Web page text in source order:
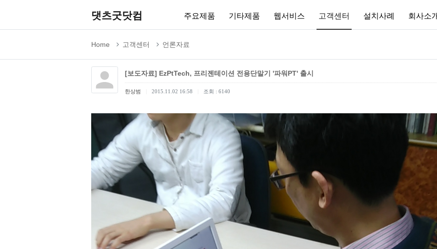
댓츠굿닷컴 주요제품 기타제품 웹서비스 고객센터 설치사례 회사소
Home 고객센터 언론자료
[보도자료] EzPtTech, 프리젠테이션 전용단말기 '파워PT' 출시
한상범 2015.11.02 16:58 조회 : 6140